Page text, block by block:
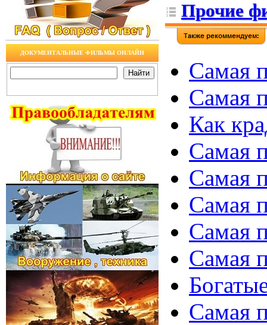
ДОКУМЕНТАЛЬНЫЕ ФИЛЬМЫ ОНЛАЙН
Прочие
Самая
Самая
Как
Самая
Самая
Самая
Самая
Самая
Самая